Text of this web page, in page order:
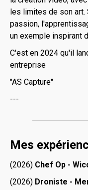
les limites de son art.
passion,
un exemple inspirant
C'est en 2024 qu'il
entreprise
"AS Capture"
---
Mes
(2026) Chef Op -
(2026) Droniste -